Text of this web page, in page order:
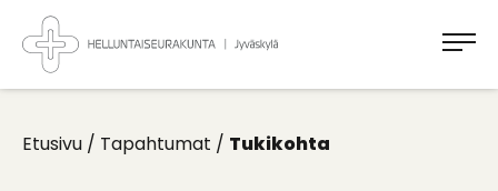
Takaisin
ylös
Jyväskylän
Helluntaiseurakunta
Koti
Etusivu / Tapahtumat / Tukikohta